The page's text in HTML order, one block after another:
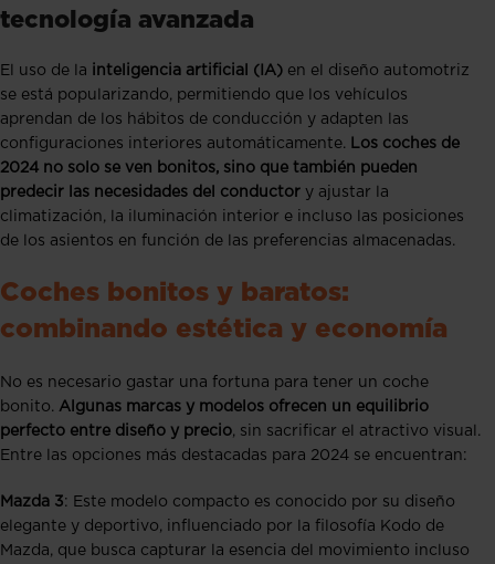
tecnología avanzada
El uso de la inteligencia artificial (IA) en el diseño automotriz
se está popularizando, permitiendo que los vehículos
aprendan de los hábitos de conducción y adapten las
configuraciones interiores automáticamente. Los coches de
2024 no solo se ven bonitos, sino que también pueden
predecir las necesidades del conductor y ajustar la
climatización, la iluminación interior e incluso las posiciones
de los asientos en función de las preferencias almacenadas.
Coches bonitos y baratos:
combinando estética y economía
No es necesario gastar una fortuna para tener un coche
bonito. Algunas marcas y modelos ofrecen un equilibrio
perfecto entre diseño y precio, sin sacrificar el atractivo visual.
Entre las opciones más destacadas para 2024 se encuentran:
Mazda 3: Este modelo compacto es conocido por su diseño
elegante y deportivo, influenciado por la filosofía Kodo de
Mazda, que busca capturar la esencia del movimiento incluso